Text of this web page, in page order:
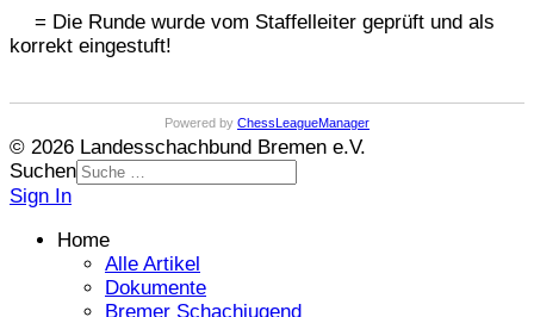
= Die Runde wurde vom Staffelleiter geprüft und als
korrekt eingestuft!
Powered by ChessLeagueManager
© 2026 Landesschachbund Bremen e.V.
Suchen
Sign In
Home
Alle Artikel
Dokumente
Bremer Schachjugend